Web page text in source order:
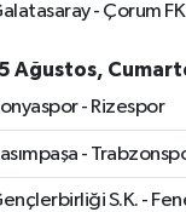
- Çorum FK
Ağustos,
- Rizespor
-
S.K. -